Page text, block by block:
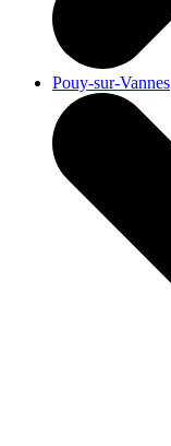
Pouy-sur-Vannes